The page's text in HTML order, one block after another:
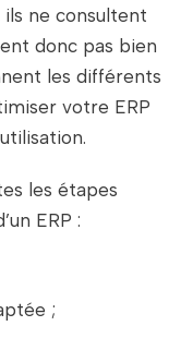
ne consultent
donc pas bien
les différents
votre ERP
les étapes
ERP :
;